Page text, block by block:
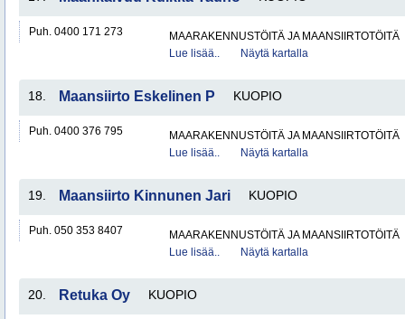
Puh. 0400 171 273
MAARAKENNUSTÖITÄ JA MAANSIIRTOTÖITÄ
Lue lisää..
Näytä kartalla
18. Maansiirto Eskelinen P KUOPIO
Puh. 0400 376 795
MAARAKENNUSTÖITÄ JA MAANSIIRTOTÖITÄ
Lue lisää..
Näytä kartalla
19. Maansiirto Kinnunen Jari KUOPIO
Puh. 050 353 8407
MAARAKENNUSTÖITÄ JA MAANSIIRTOTÖITÄ
Lue lisää..
Näytä kartalla
20. Retuka Oy KUOPIO